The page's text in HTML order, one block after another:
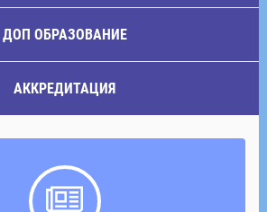
ДОП ОБРАЗОВАНИЕ
АККРЕДИТАЦИЯ